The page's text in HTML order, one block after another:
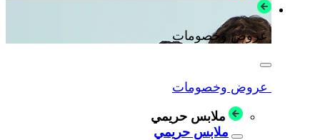
عروض وخصومات
عروض وخصومات
ملابس حريمي
ملابس حريمي